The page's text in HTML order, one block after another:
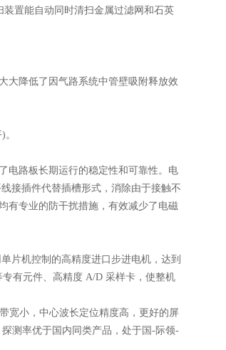
置能自动同时清扫金属过滤网和石英
降低了因气路系统中管壁吸附释放效
路板长期运行的稳定性和可靠性。电
接插件代替插槽形式，消除由于接触不
有专业的防干扰措施，有效减少了电磁
机控制的高精度进口步进电机，达到
有元件、高精度 A/D 采样卡，使整机
小，中心波长定位精度高，更好的屏
测率优于国内同类产品，处于国-际领-